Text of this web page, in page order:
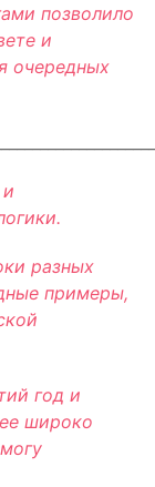
позволило
и
очередных
разных
примеры,
год и
широко